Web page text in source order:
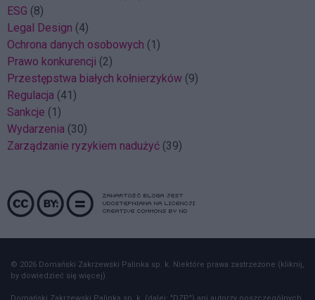
ESG (8)
Legal Design (4)
Ochrona danych osobowych (1)
Prawo konkurencji (2)
Przestępstwa białych kołnierzyków (9)
Regulacja (41)
Sankcje (1)
Wydarzenia (30)
Zarządzanie ryzykiem nadużyć (39)
© 2026 Domański Zakrzewski Palinka sp. k. Niektóre prawa zastrzeżone (kliknij,
by dowiedzieć się więcej).
Domański Zakrzewski Palinka sp. k. (dalej: "DZP") ani autorzy poszczególnych